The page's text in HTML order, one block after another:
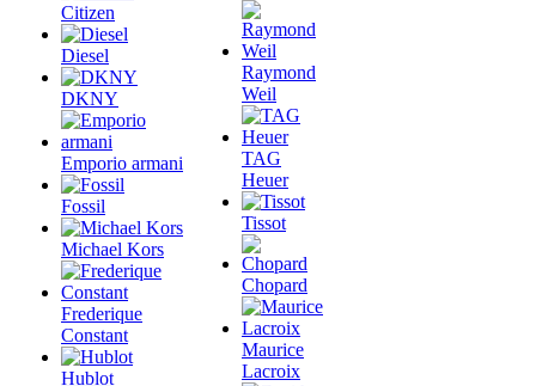
Citizen
Diesel
DKNY
Emporio armani
Fossil
Michael Kors
Frederique
Constant
Hublot
Raymond
Weil
TAG
Heuer
Tissot
Chopard
Maurice
Lacroix